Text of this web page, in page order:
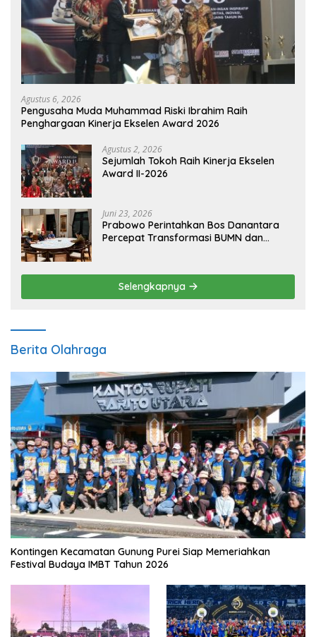
Agustus 6, 2026
Pengusaha Muda Muhammad Riski Ibrahim Raih
Penghargaan Kinerja Ekselen Award 2026
Agustus 2, 2026
Sejumlah Tokoh Raih Kinerja Ekselen
Award II-2026
Juni 23, 2026
Prabowo Perintahkan Bos Danantara
Percepat Transformasi BUMN dan
Selengkapnya
Berita Olahraga
Kontingen Kecamatan Gunung Purei Siap Memeriahkan
Festival Budaya IMBT Tahun 2026